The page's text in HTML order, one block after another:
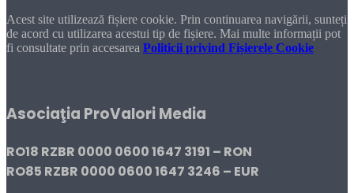
Acest site utilizează fișiere cookie. Prin continuarea navigării, sunteți
de acord cu utilizarea acestui tip de fișiere. Mai multe informații pot
fi consultate prin accesarea Politicii privind Fișierele Cookie
Asociaţia ProValori Media
RO18 RZBR 0000 0600 1647 3191 – RON
RO85 RZBR 0000 0600 1647 3246 – EUR